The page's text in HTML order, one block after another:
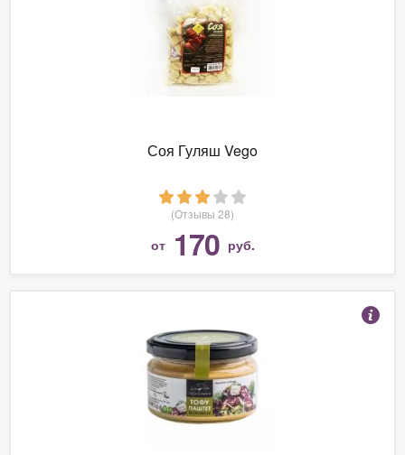
Соя Гуляш Vego
(Отзывы 28)
от 170 руб.